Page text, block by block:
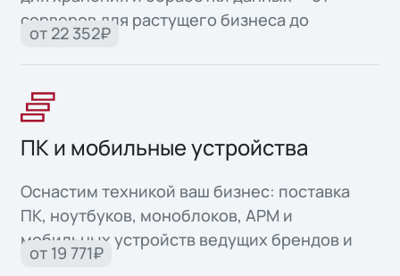
серверов для растущего бизнеса до
высоконадежных систем для критически
важных задач.
от 22 352₽
ПК и мобильные устройства
Оснастим техникой ваш бизнес: поставка
ПК, ноутбуков, моноблоков, АРМ и
мобильных устройств ведущих брендов и
собственного производства.
от 19 771₽